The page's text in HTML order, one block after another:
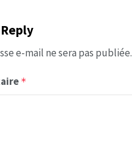
e-mail ne sera pas publiée.
*